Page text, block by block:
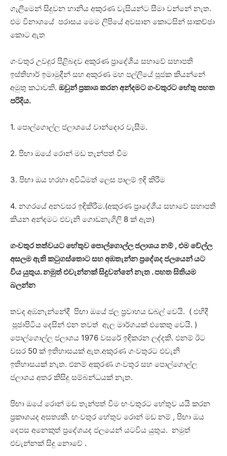
ගැලීමෙන් සිදුවන හානිය අකුරණ වැසියන්ට සීමා වන්නේ නැත.
එම විනාශයේ පරාසය මෙම ලිපියේ අවසාන කොටසින් සාකච්ඡා
කොට ඇත
ගංවතුර උවදුර පිළිබදව අකුරණ ප්‍රාදේශීය සභාවේ සභාපති
ඉස්තිහාර් ඉමාමුදීන් සහ අකුරණ මහ පල්ලියේ පූජක කියන්නේ
අමුතු කථාවකි. ඔවුන් ප්‍රකාශ කරන අන්දමට ගංවතුරට හේතු පහත
පරිදිය.
1. පොල්ගොල්ල ජලාශයේ වාන්දොර වැසීම.
2. පිඟා ඔයේ රොන් මඩ තැන්පත් වීම
3. පිඟා ඔය හරහා අවිධිමත් ලෙස පාලම් ඉඳි කිරීම
4. නගරයේ අනවසර ඉඳිකිරීම.(අකුරණ ප්‍රාදේශීය සභාවේ සභාපති
කියන අන්දමට එවැනි ගොඩනැගිලි 8 ක් ඇත)
ගංවතුර තත්වයට හේතුව පොල්ගොල්ල ජලාශය නම් , එම වේල්ල
අසලම ඇති ක‍ටුගස්තොට සහ අඹතැන්න ප්‍රදේශද ජලයෙන් යට
විය යුතුය. නමුත් එවැන්නක් සිදුවන්නේ නැත . පහත සිතියම
බලන්න
තවද අඹනැන්නේදී පිඟා ඔයේ ජල ප්‍රවාහය ඩබල් වෙයි. ( එහිදී
පූජාපිටිය දෙසින් එන තවත් ඇල මාර්ගයක් එකෙතු වෙයි. )
පොල්ගොල්ල ජලාශය 1976 වසරේ ඉඳිකරන ලද්දකි. එනම් ඊට
වසර 50 ක් ඉතිහාසයක් ඇත.අකුරණ ගංවතුරට එවැනි
ඉතිහාසයක් නැත. එනම් අකුරණ ගංවතුර සහ පොල්ගොල්ල
ජලාශය අතර කිසිදු සම්බන්ධයක් නැත.
පිඟා ඔයේ රොන් මඩ තැන්පත් වීම ඟංවතුරට හේතුව යයි කරන
ප්‍රකාශයද අසත්‍යකි. ඟංවතුර හේතුව රොන් මඩ නම් , පිඟා ඔය
දෙපස අනෙකුත් ප්‍රදේශයද ජලයෙන් යටවිය යුතුය. නමුත්
එවැන්නක් සිදු නොවේ .